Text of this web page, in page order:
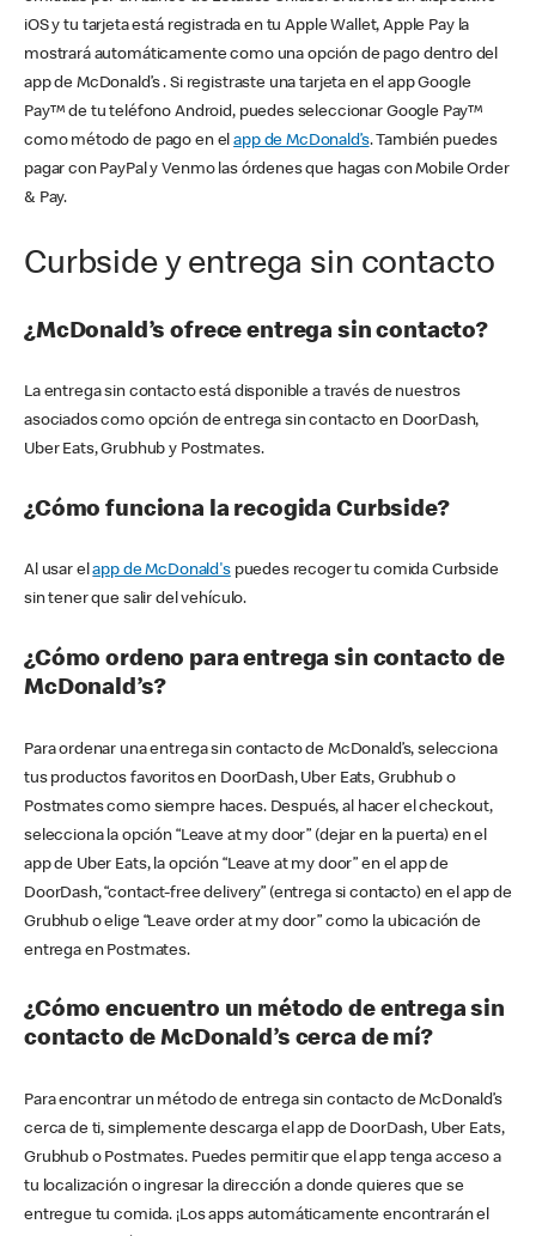
iOS y tu tarjeta está registrada en tu Apple Wallet, Apple Pay la
mostrará automáticamente como una opción de pago dentro del
app de McDonald’s . Si registraste una tarjeta en el app Google
Pay™ de tu teléfono Android, puedes seleccionar Google Pay™
como método de pago en elapp de McDonald’s. También puedes
pagar con PayPal y Venmo las órdenes que hagas con Mobile Order
& Pay.
Curbside y entrega sin contacto
¿McDonald’s ofrece entrega sin contacto?
La entrega sin contacto está disponible a través de nuestros
asociados como opción de entrega sin contacto en DoorDash,
Uber Eats, Grubhub y Postmates.
¿Cómo funciona la recogida Curbside?
Al usar elapp de McDonald'spuedes recoger tu comida Curbside
sin tener que salir del vehículo.
¿Cómo ordeno para entrega sin contacto de
McDonald’s?
Para ordenar una entrega sin contacto de McDonald’s, selecciona
tus productos favoritos en DoorDash, Uber Eats, Grubhub o
Postmates como siempre haces. Después, al hacer el checkout,
selecciona la opción “Leave at my door” (dejar en la puerta) en el
app de Uber Eats, la opción “Leave at my door” en el app de
DoorDash, “contact-free delivery” (entrega si contacto) en el app de
Grubhub o elige “Leave order at my door” como la ubicación de
entrega en Postmates.
¿Cómo encuentro un método de entrega sin
contacto de McDonald’s cerca de mí?
Para encontrar un método de entrega sin contacto de McDonald’s
cerca de ti, simplemente descarga el app de DoorDash, Uber Eats,
Grubhub o Postmates. Puedes permitir que el app tenga acceso a
tu localización o ingresar la dirección a donde quieres que se
entregue tu comida. ¡Los apps automáticamente encontrarán el